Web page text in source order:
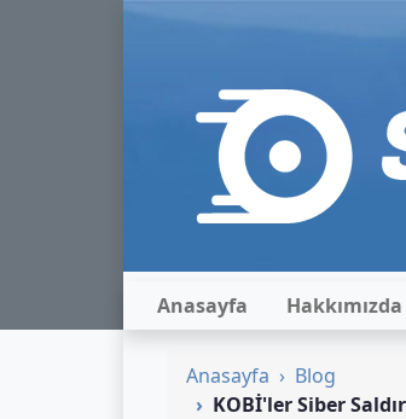
Anasayfa Hakkımızda
Anasayfa
Blog
KOBİ'ler Siber